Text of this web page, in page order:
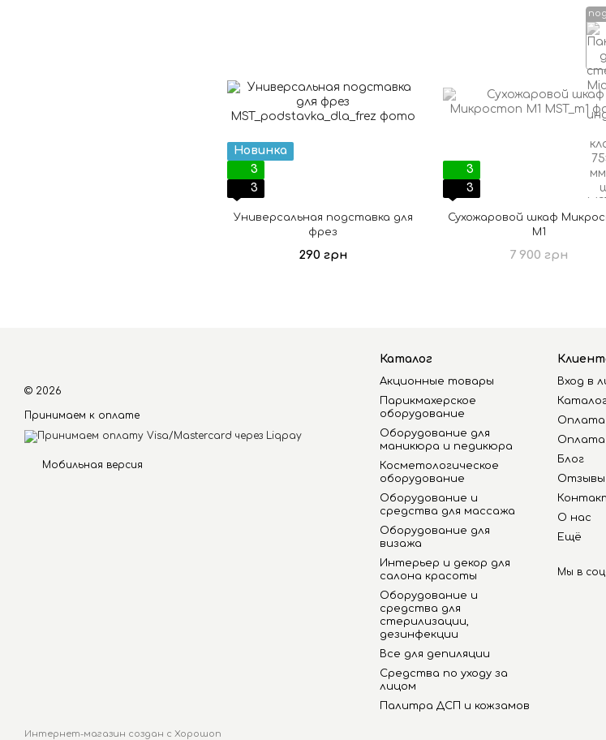
Новинка
3
3
Универсальная подставка для
фрез
290 грн
3
3
Сухожаровой шкаф
М1
7 900 грн
© 2026
Принимаем к оплате
Мобильная версия
Интернет-магазин создан с Хорошоп
Каталог
Акционные товары
Парикмахерское
оборудование
Оборудование для
маникюра и педикюра
Косметологическое
оборудование
Оборудование и
средства для массажа
Оборудование для
визажа
Интерьер и декор для
салона красоты
Оборудование и
средства для
стерилизации,
дезинфекции
Все для депиляции
Средства по уходу за
лицом
Палитра ДСП и кожзамов
Вход в
Оплата
Оплата
Блог
Отзывы
О нас
Ещё
Мы в